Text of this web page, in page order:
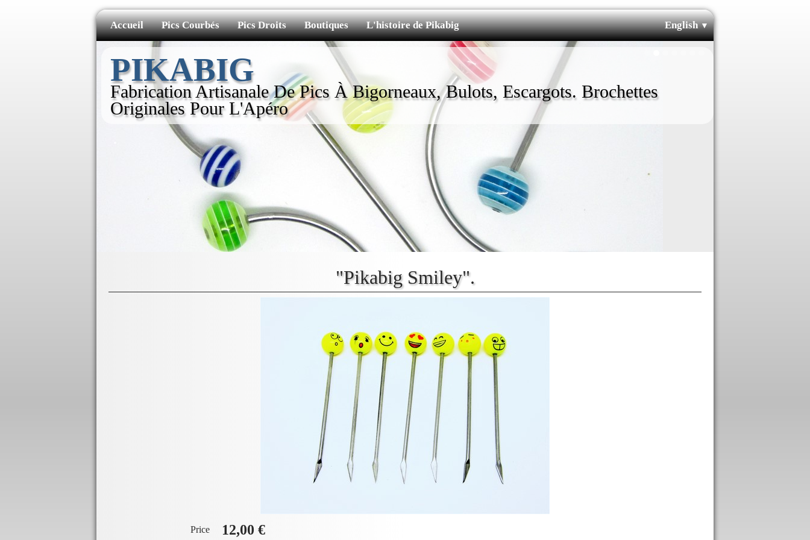
English▼
Accueil Pics Courbés Pics Droits Boutiques L'histoire de Pikabig
PIKABIG
Fabrication Artisanale De Pics À Bigorneaux, Bulots, Escargots. Brochettes
Originales Pour L'Apéro
"Pikabig Smiley".
Price 12,00 €